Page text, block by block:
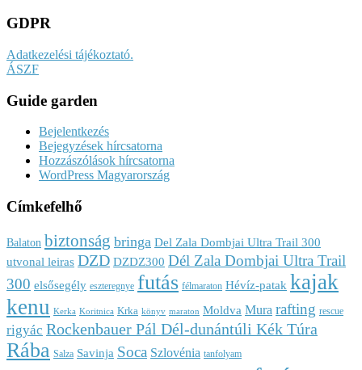
GDPR
Adatkezelési tájékoztató.
ÁSZF
Guide garden
Bejelentkezés
Bejegyzések hírcsatorna
Hozzászólások hírcsatorna
WordPress Magyarország
Címkefelhő
Balaton biztonság bringa Del Zala Dombjai Ultra Trail 300
utvonal leiras DZD DZDZ300 Dél Zala Dombjai Ultra Trail
300 elsősegély eszteregnye futás félmaraton Hévíz-patak kajak
kenu Kerka Koritnica Krka könyv maraton Moldva Mura rafting rescue
rigyác Rockenbauer Pál Dél-dunántúli Kék Túra
Rába Salza Savinja Soca Szlovénia tanfolyam